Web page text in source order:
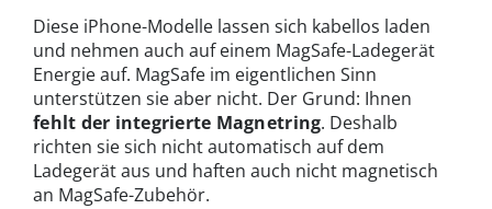
Diese iPhone-Modelle lassen sich kabellos laden
und nehmen auch auf einem MagSafe-Ladegerät
Energie auf. MagSafe im eigentlichen Sinn
unterstützen sie aber nicht. Der Grund: Ihnen
fehlt der integrierte Magnetring. Deshalb
richten sie sich nicht automatisch auf dem
Ladegerät aus und haften auch nicht magnetisch
an MagSafe-Zubehör.